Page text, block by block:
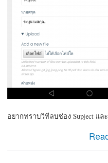
อยากทราบวิทีลบช่อง Supject แล
about ต้องการลบช่